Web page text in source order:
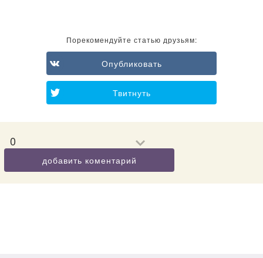
Порекомендуйте статью друзьям:
Опубликовать
Твитнуть
0
добавить коментарий